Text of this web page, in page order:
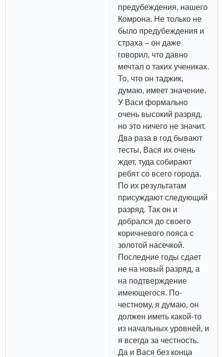
предубеждения, нашего
Комрона. Не только не
было предубеждения и
страха – он даже
говорил, что давно
мечтал о таких учениках.
То, что он таджик,
думаю, имеет значение.
У Васи формально
очень высокий разряд,
но это ничего не значит.
Два раза в год бывают
тесты, Вася их очень
ждет, туда собирают
ребят со всего города.
По их результатам
присуждают следующий
разряд. Так он и
добрался до своего
коричневого пояса с
золотой насечкой.
Последние годы сдает
не на новый разряд, а
на подтверждение
имеющегося. По-
честному, я думаю, он
должен иметь какой-то
из начальных уровней, и
я всегда за честность.
Да и Вася без конца